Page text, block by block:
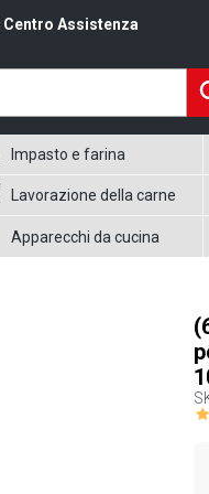
Centro Assistenza
Impasto e farina
Lavorazione della carne
Apparecchi da cucina